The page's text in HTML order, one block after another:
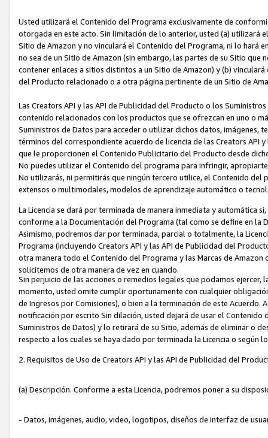
Usted utilizará el Contenido del Programa exclusivamente de
otorgada en este acto. Sin limitación de lo anterior, usted (a) utilizará
Sitio de Amazon y no vinculará el Contenido del Programa, ni lo hará
no sea de un Sitio de Amazon (sin embargo, las partes de su Sitio
contener enlaces a sitios distintos a un Sitio de Amazon) y (b)
del Producto relacionado o a otra página pertinente de un Sitio de
Las Creators API y las API de Publicidad del Producto o los
contenido relacionados con los productos que se ofrezcan en uno o
Suministros de Datos para acceder o utilizar dichos datos,
términos del correspondiente acuerdo de licencia de las Creators API
que le proporcionen el Contenido Publicitario del Producto desde
No puedes utilizar el Contenido del programa para infringir,
No utilizarás, ni permitirás que ningún tercero utilice, el Contenido
extensos o multimodales, modelos de aprendizaje automático o
La Licencia se dará por terminada de manera inmediata y automática
conforme a la Documentación del Programa (tal como se define en la
Asimismo, podremos dar por terminada, parcial o totalmente, la
Programa (incluyendo Creators API y las API de Publicidad del
otra manera todo el Contenido del Programa y las Marcas de
solicitemos de otra manera de vez en cuando.
Sin perjuicio de las acciones o remedios legales que podamos
momento, usted omite cumplir oportunamente con cualquier
de Ingresos por Comisiones), o bien a la terminación de este
notificación por escrito Sin dilación, usted dejará de usar el
Suministros de Datos) y lo retirará de su Sitio, además de eliminar o
respecto a los cuales se haya dado por terminada la Licencia o según
2. Requisitos de Uso de Creators API y las API de Publicidad del
(a) Descripción. Conforme a esta Licencia, podremos poner a su
- Datos, imágenes, audio, video, logotipos, diseños de interfaz de